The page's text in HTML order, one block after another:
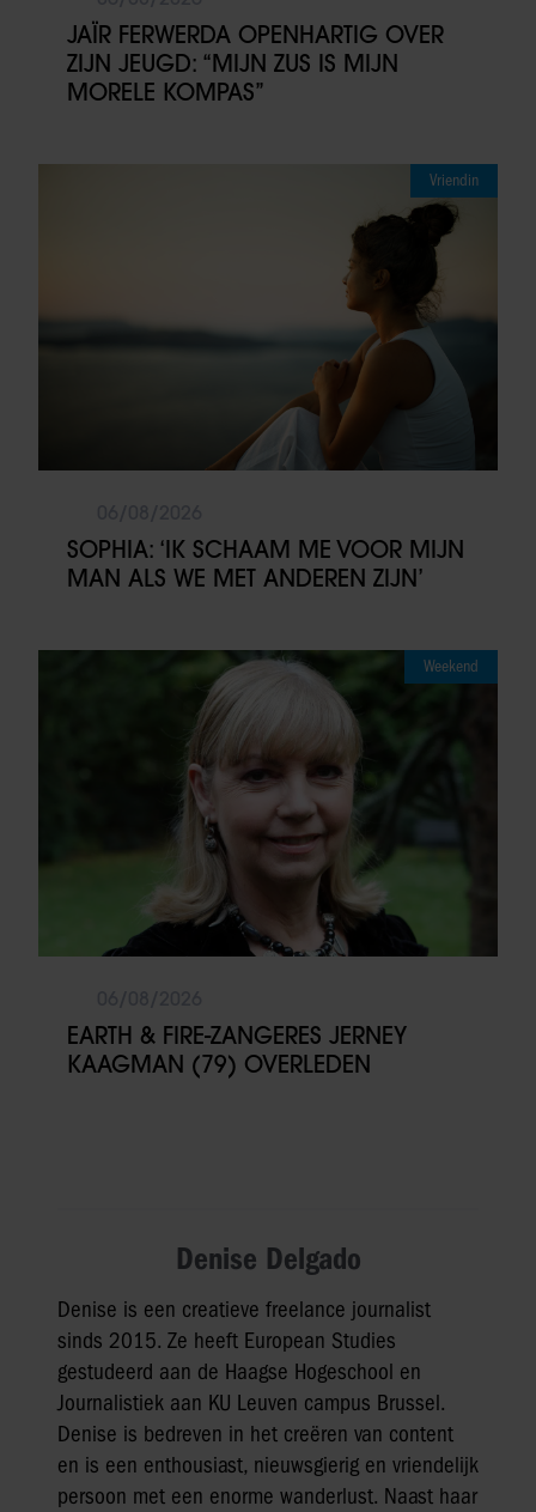
JAÏR FERWERDA OPENHARTIG OVER
ZIJN JEUGD: “MIJN ZUS IS MIJN
MORELE KOMPAS”
Vriendin
SOPHIA: ‘IK SCHAAM ME VOOR MIJN
MAN ALS WE MET ANDEREN ZIJN’
Weekend
EARTH & FIRE-ZANGERES JERNEY
KAAGMAN (79) OVERLEDEN
Denise Delgado
Denise is een creatieve freelance journalist
sinds 2015. Ze heeft European Studies
gestudeerd aan de Haagse Hogeschool en
Journalistiek aan KU Leuven campus Brussel.
Denise is bedreven in het creëren van content
en is een enthousiast, nieuwsgierig en vriendelijk
persoon met een enorme wanderlust. Naast haar